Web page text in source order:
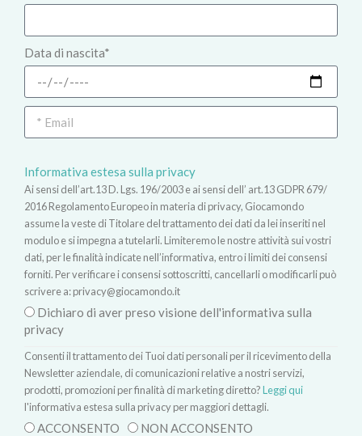
Data di nascita*
Informativa estesa sulla privacy
Ai sensi dell’art.13 D. Lgs. 196/2003 e ai sensi dell’ art.13 GDPR 679/
2016 Regolamento Europeo in materia di privacy, Giocamondo
assume la veste di Titolare del trattamento dei dati da lei inseriti nel
modulo e si impegna a tutelarli. Limiteremo le nostre attività sui vostri
dati, per le finalità indicate nell’informativa, entro i limiti dei consensi
forniti. Per verificare i consensi sottoscritti, cancellarli o modificarli può
scrivere a:privacy@giocamondo.it
Dichiaro di aver preso visione dell'informativa sulla
privacy
Consenti il trattamento dei Tuoi dati personali per il ricevimento della
Newsletter aziendale, di comunicazioni relative a nostri servizi,
prodotti, promozioni per finalità di marketing diretto?Leggi qui
l'informativa estesa sulla privacy per maggiori dettagli.
ACCONSENTO NON ACCONSENTO